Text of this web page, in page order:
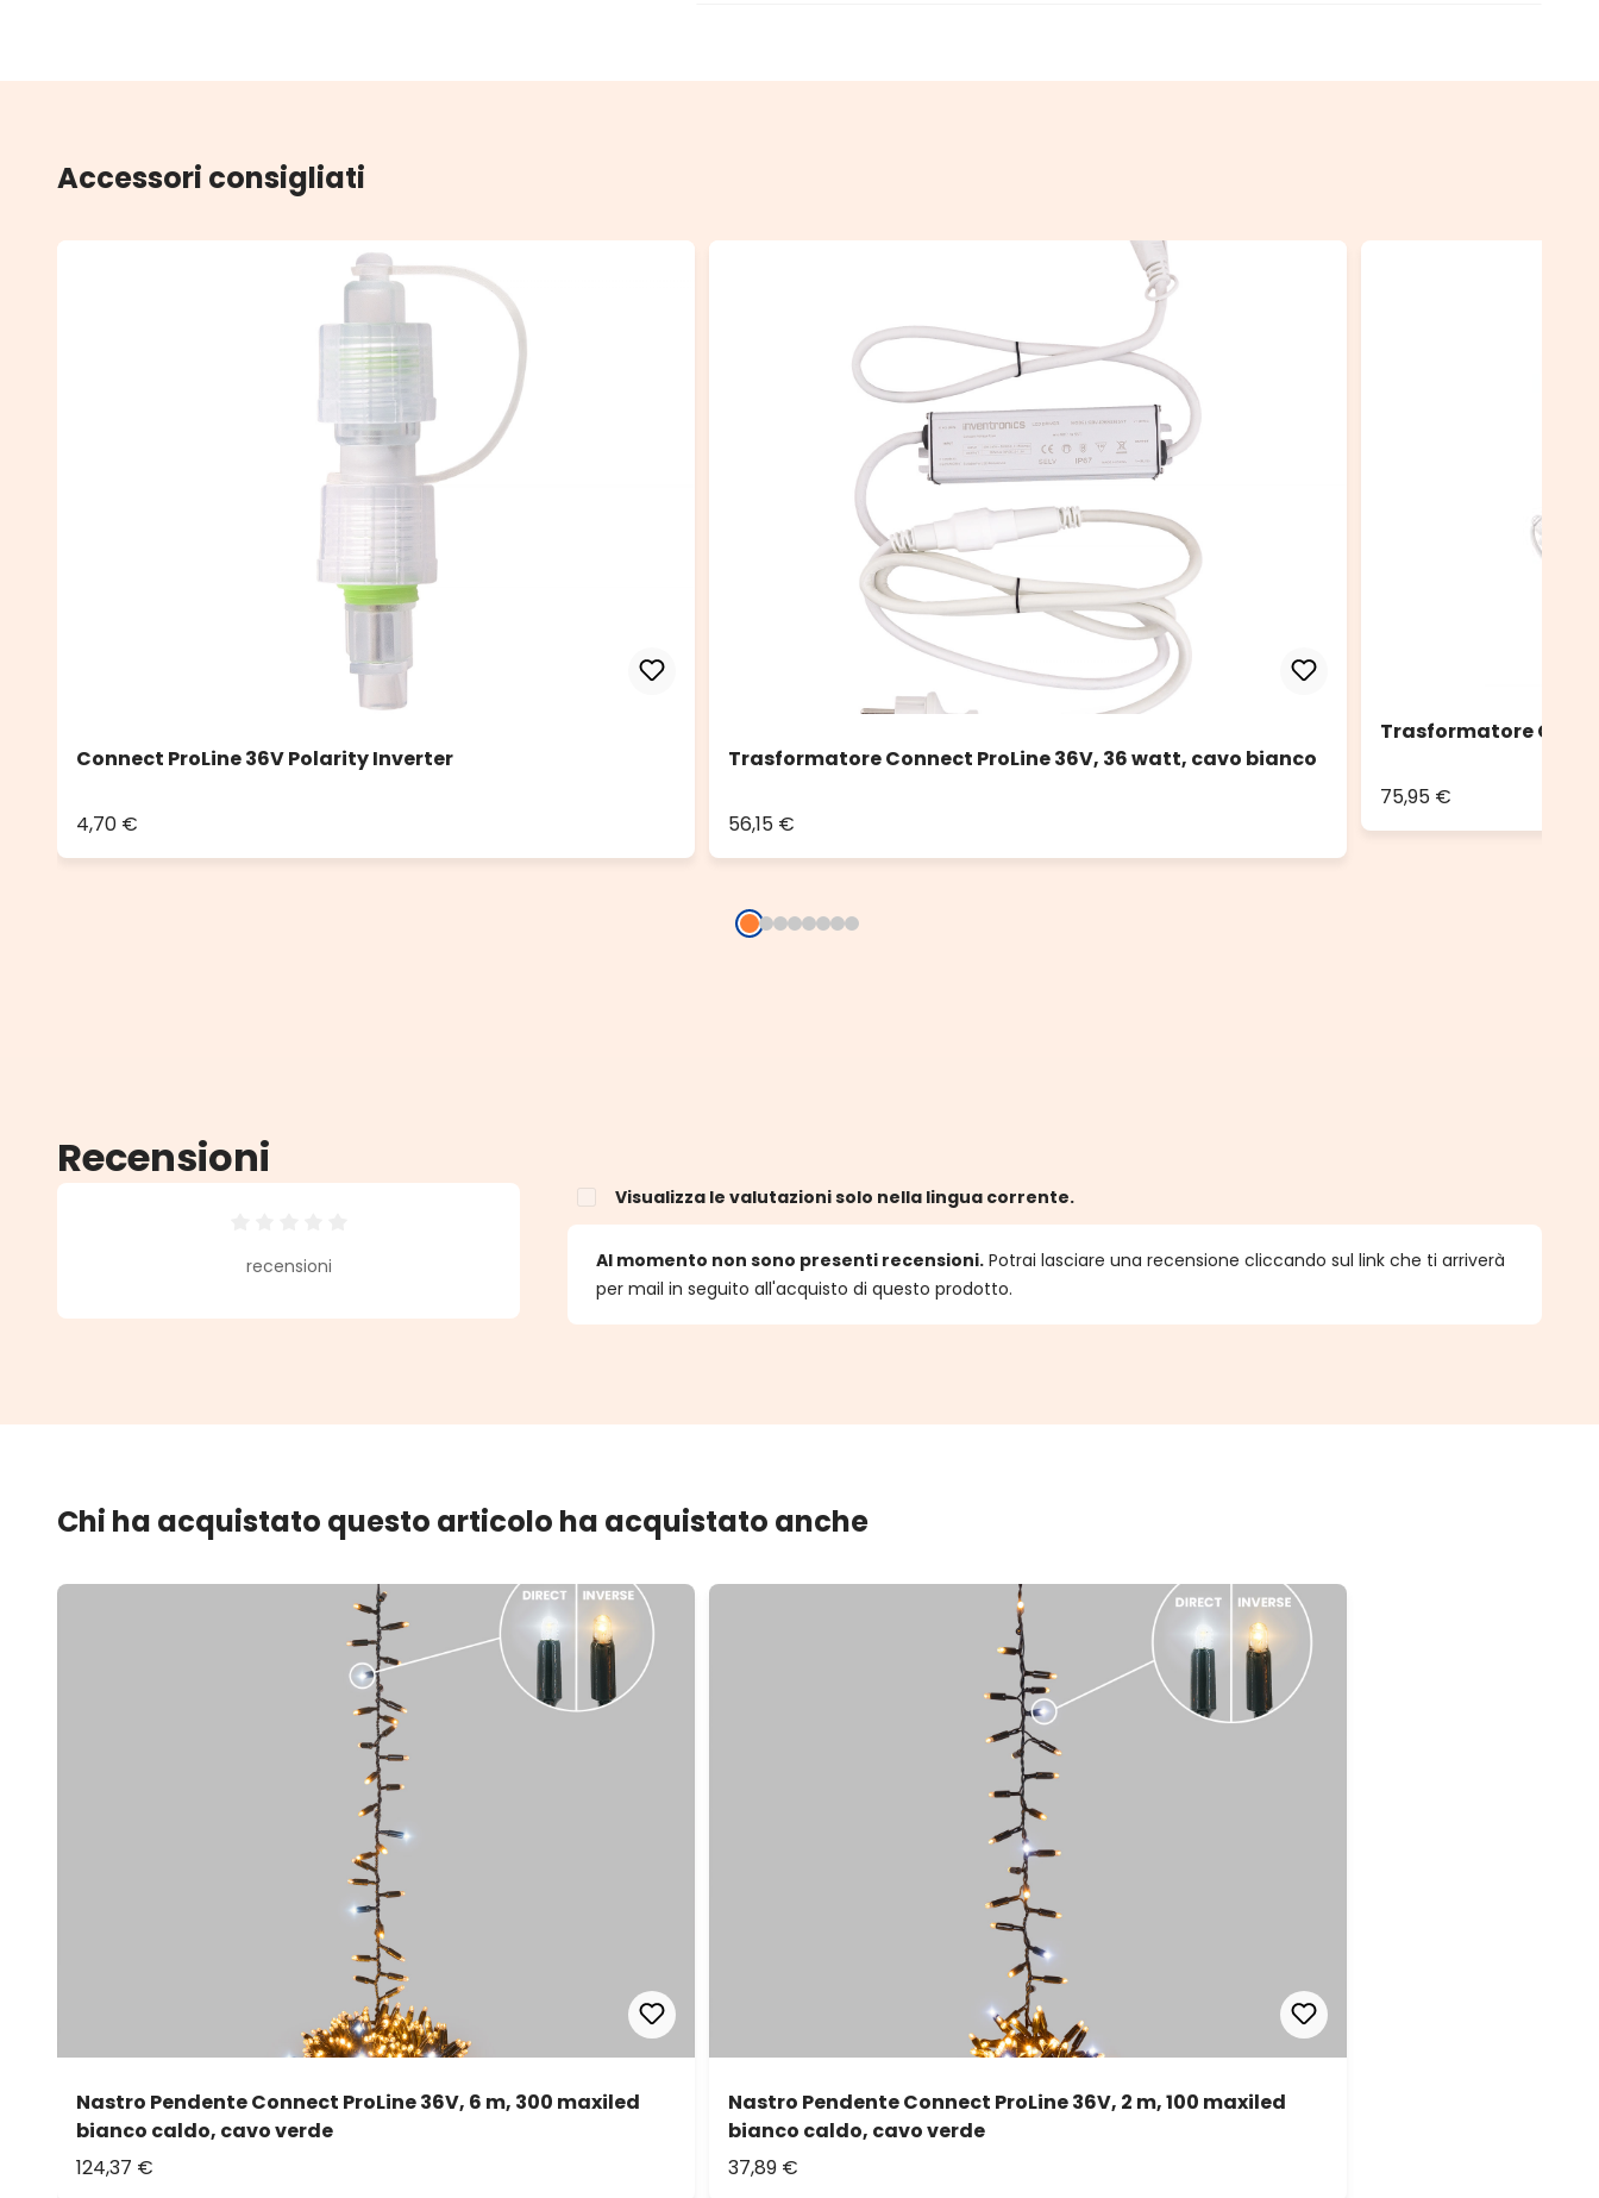
Accessori consigliati
Connect ProLine 36V Polarity Inverter
4,70 €
Trasformatore Connect ProLine 36V, 36 watt, cavo bianco
56,15 €
Trasformatore
75,95 €
Recensioni
Valutazione media di 0 su 5 stelle
recensioni
Visualizza le valutazioni solo nella lingua corrente.
Al momento non sono presenti recensioni. Potrai lasciare una recensione cliccando sul link che ti arriverà
per mail in seguito all'acquisto di questo prodotto.
Chi ha acquistato questo articolo ha acquistato anche
Nastro Pendente Connect ProLine 36V, 6 m, 300 maxiled
bianco caldo, cavo verde
124,37 €
Nastro Pendente Connect ProLine 36V, 2 m, 100 maxiled
bianco caldo, cavo verde
37,89 €